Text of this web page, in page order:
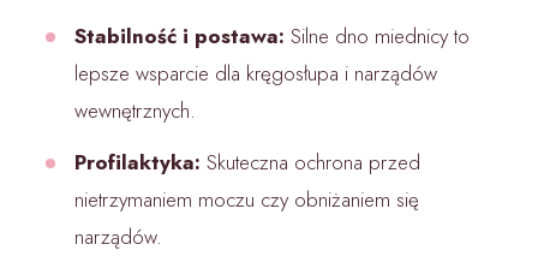
Stabilność i postawa: Silne dno miednicy to
lepsze wsparcie dla kręgosłupa i narządów
wewnętrznych.
Profilaktyka: Skuteczna ochrona przed
nietrzymaniem moczu czy obniżaniem się
narządów.